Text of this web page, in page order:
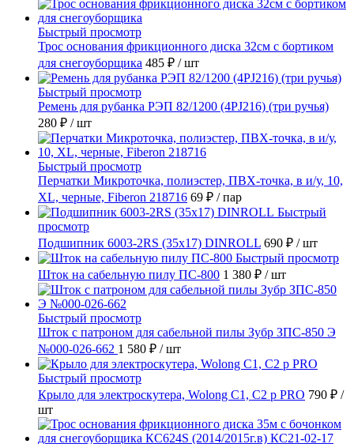
Быстрый просмотр
Трос основания фрикционного диска 32см с бортиком
для снегоуборщика 485 ₽ / шт
Быстрый просмотр
Ремень для рубанка РЭП 82/1200 (4PJ216) (три ручья)
280 ₽ / шт
Быстрый просмотр
Перчатки Микроточка, полиэстер, ПВХ-точка, в и/у, 10,
ХL, черные, Fiberon 218716 69 ₽ / пар
Быстрый
просмотр
Подшипник 6003-2RS (35х17) DINROLL 690 ₽ / шт
Быстрый просмотр
Шток на сабельную пилу ПС-800 1 380 ₽ / шт
Быстрый просмотр
Шток с патроном для сабельной пилы Зубр ЗПС-850 Э
№000-026-662 1 580 ₽ / шт
Быстрый просмотр
Крыло для электроскутера, Wolong С1, С2 p PRO 790 ₽ /
шт